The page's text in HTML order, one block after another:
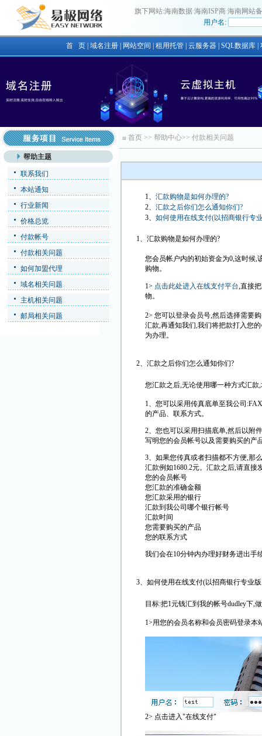
旗下网站:海南数据 海南ISP商 海南网站
用户名:
首 页 域名注册 网站空间 租用托管 云服务器 SQL数据库
帮助主题
联系我们
本站通知
行业新闻
价格总览
付款帐号
付款相关问题
如何加盟代理
域名相关问题
主机相关问题
邮局相关问题
首页 >> 帮助中心>> 付款相关问题
1、 汇款购物是如何办理的?
2、 汇款之后你们怎么通知你们?
3、 如何使用在线支付(以招商银行专
1、汇款购物是如何办理的?
您会员帐户内的初始资金为0,这时候,
购物。
1> 点击此处进入在线支付平台,直接
物。
2> 您可以登录会员号,然后选择需要
汇款,再通知我们,我们将把款打入您
为办理。
2、汇款之后你们怎么通知你们?
您汇款之后,无论使用哪一种方式汇
1、您可以采用传真底单至我公司
的产品、联系方式。
2、您也可以采用扫描底单,然后以附
写明您的会员帐号以及需要购买的产
3、如果您传真或者扫描都不方便,那
汇款例如1680.2元。汇款之后,请直接
您的会员帐号
您汇款的准确金额
您汇款采用的银行
汇款到我公司哪个银行帐号
汇款时间
您需要购买的产品
您的联系方式
我们会在10分钟内办理好财务进出手
3、如何使用在线支付(以招商银行专业
目标:把1元钱汇到我的帐号dudley下,
1>用您的会员名称和会员密码登录本
2> 点击进入"在线支付"